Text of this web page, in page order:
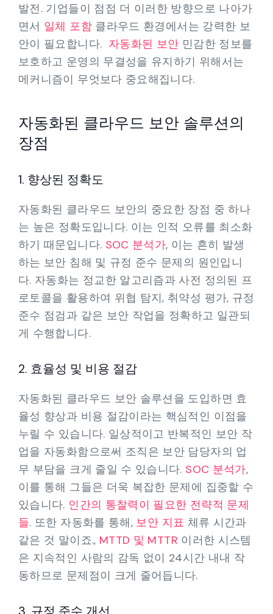
발전. 기업들이 점점 더 이러한 방향으로 나아가
면서 일체 포함클라우드 환경에서는 강력한 보
안이 필요합니다. 자동화된 보안 민감한 정보를
보호하고 운영의 무결성을 유지하기 위해서는
메커니즘이 무엇보다 중요해집니다.
자동화된 클라우드 보안 솔루션의
장점
1. 향상된 정확도
자동화된 클라우드 보안의 중요한 장점 중 하나
는 높은 정확도입니다. 이는 인적 오류를 최소화
하기 때문입니다. SOC 분석가, 이는 흔히 발생
하는 보안 침해 및 규정 준수 문제의 원인입니
다. 자동화는 정교한 알고리즘과 사전 정의된 프
로토콜을 활용하여 위협 탐지, 취약성 평가, 규정
준수 점검과 같은 보안 작업을 정확하고 일관되
게 수행합니다.
2. 효율성 및 비용 절감
자동화된 클라우드 보안 솔루션을 도입하면 효
율성 향상과 비용 절감이라는 핵심적인 이점을
누릴 수 있습니다. 일상적이고 반복적인 보안 작
업을 자동화함으로써 조직은 보안 담당자의 업
무 부담을 크게 줄일 수 있습니다. SOC 분석가,
이를 통해 그들은 더욱 복잡한 문제에 집중할 수
있습니다. 인간의 통찰력이 필요한 전략적 문제
들. 또한 자동화를 통해, 보안 지표 체류 시간과
같은 것 말이죠., MTTD 및 MTTR 이러한 시스템
은 지속적인 사람의 감독 없이 24시간 내내 작
동하므로 문제점이 크게 줄어듭니다.